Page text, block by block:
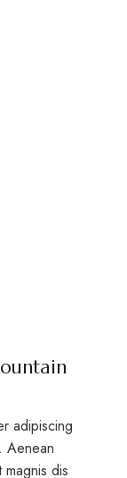
adipiscing
Aenean
dis